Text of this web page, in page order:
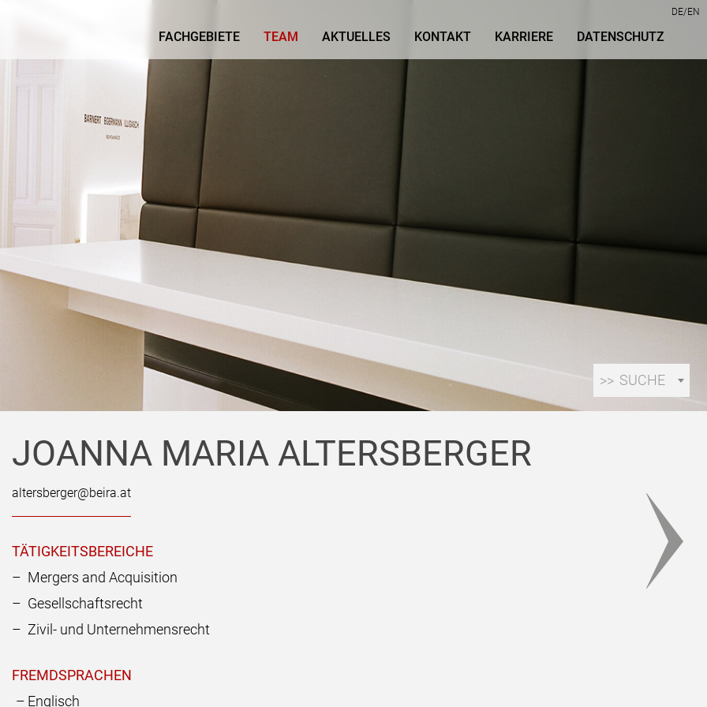
SUCHE
DE EN
FACHGEBIETE TEAM AKTUELLES KONTAKT KARRIERE DATENSCHUTZ
JOANNA MARIA ALTERSBERGER
altersberger@beira.at
TÄTIGKEITSBEREICHE
– Mergers and Acquisition
– Gesellschaftsrecht
– Zivil- und Unternehmensrecht
FREMDSPRACHEN
Englisch